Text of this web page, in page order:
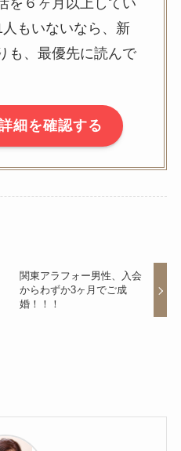
もいないなら、新
も、最優先に読んで
細を確認する
関東アラフォー男性、入会
からわずか3ヶ月でご成
婚！！！